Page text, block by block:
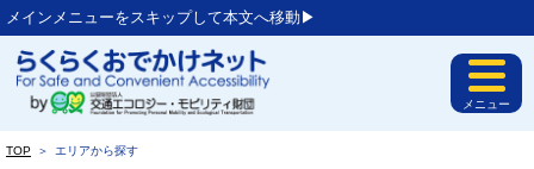
メインメニューをスキップして本文へ移動▶︎
メニュー
TOP ＞ エリアから探す